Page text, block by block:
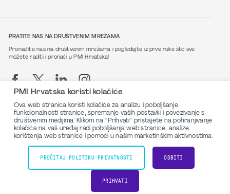
PRATITE NAS NA DRUŠTVENIM MREŽAMA
Pronađite nas na društvenim mrežama i pogledajte iz prve ruke što sve
možete raditi i pronaći u PMI Hrvatska!
Politika privatnosti
© 2026 PMI Croatia. Sva prava pridržana.
PMI Hrvatska koristi kolačiće
Ova web stranica koristi kolačiće za analizu i poboljšanje
funkcionalnosti stranice, spremanje vaših postavki i povezivanje s
društvenim medijima. Klikom na “Prihvati” pristajete na pohranjivanje
kolačića na vaš uređaj radi poboljšanja web stranice, analize
korištenja web stranice i pomoći u našim marketinškim aktivnostima.
PROČITAJ POLITIKU PRIVATNOSTI ODBITI
PRIHVATI